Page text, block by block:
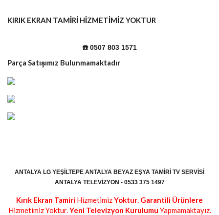
KIRIK EKRAN TAMİRİ HİZMETİMİZ YOKTUR
☎️ 0507 803 1571
Parça Satışımız Bulunmamaktadır
ANTALYA LG YEŞILTEPE ANTALYA BEYAZ EŞYA TAMIRI TV SERVISI
ANTALYA TELEVIZYON - 0533 375 1497
Kırık Ekran Tamiri HizmetimizYoktur. Garantili Ürünlere
Hizmetimiz Yoktur.Yeni Televizyon Kurulumu Yapmamaktayız.